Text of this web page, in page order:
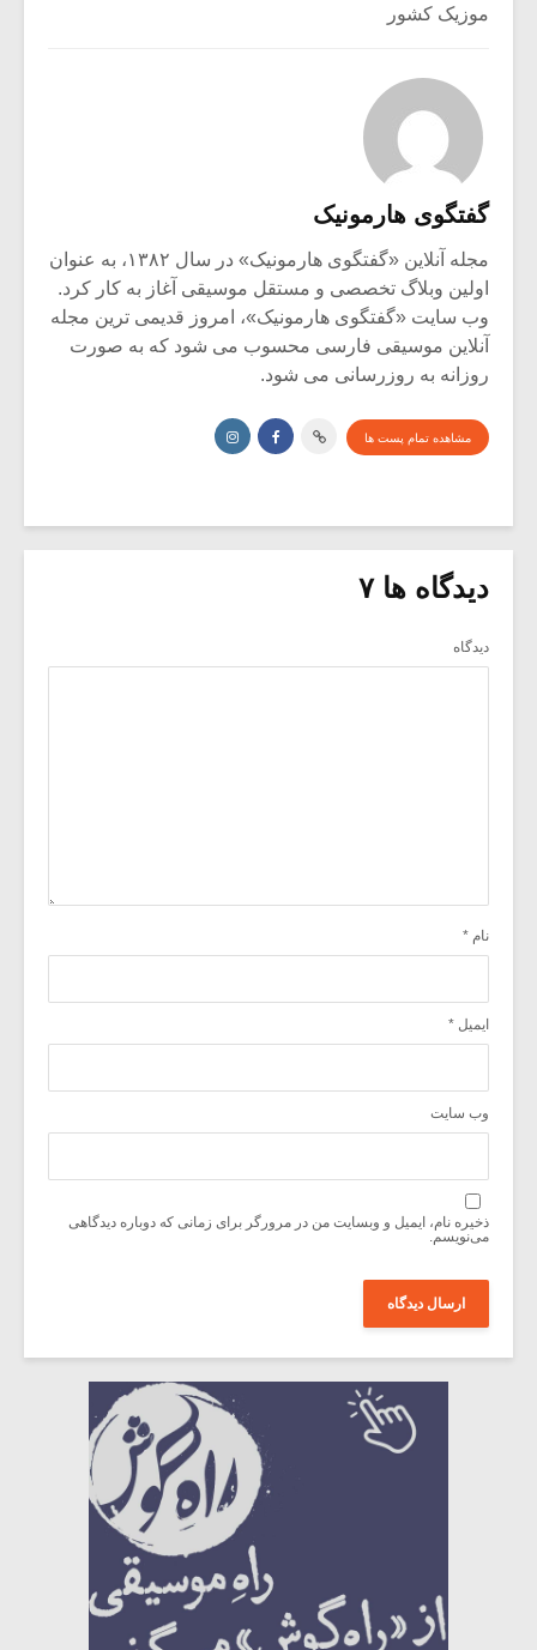
موزیک کشور
گفتگوی هارمونیک
مجله آنلاین «گفتگوی هارمونیک» در سال ۱۳۸۲، به عنوان
اولین وبلاگ تخصصی و مستقل موسیقی آغاز به کار کرد.
وب سایت «گفتگوی هارمونیک»، امروز قدیمی ترین مجله
آنلاین موسیقی فارسی محسوب می شود که به صورت
روزانه به روزرسانی می شود.
مشاهده تمام پست ها
دیدگاه ها ۷
دیدگاه
نام *
ایمیل *
وب‌ سایت
ذخیره نام، ایمیل و وبسایت من در مرورگر برای زمانی که دوباره دیدگاهی
می‌نویسم.